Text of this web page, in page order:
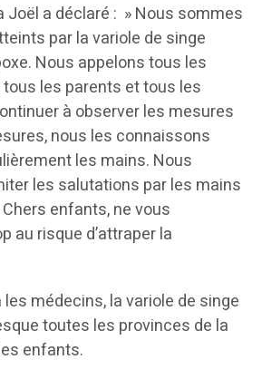
Joël a déclaré : » Nous sommes
par la variole de singe
Nous appelons tous les
les parents et tous les
à observer les mesures
nous les connaissons
les mains. Nous
les salutations par les mains
enfants, ne vous
au risque d’attraper la
médecins, la variole de singe
toutes les provinces de la
enfants.